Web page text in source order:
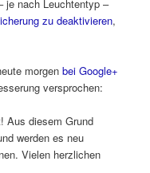
je nach Leuchtentyp –
zu deaktivieren,
morgenbei Google+
versprochen:
Aus diesem Grund
werden es neu
Vielen herzlichen